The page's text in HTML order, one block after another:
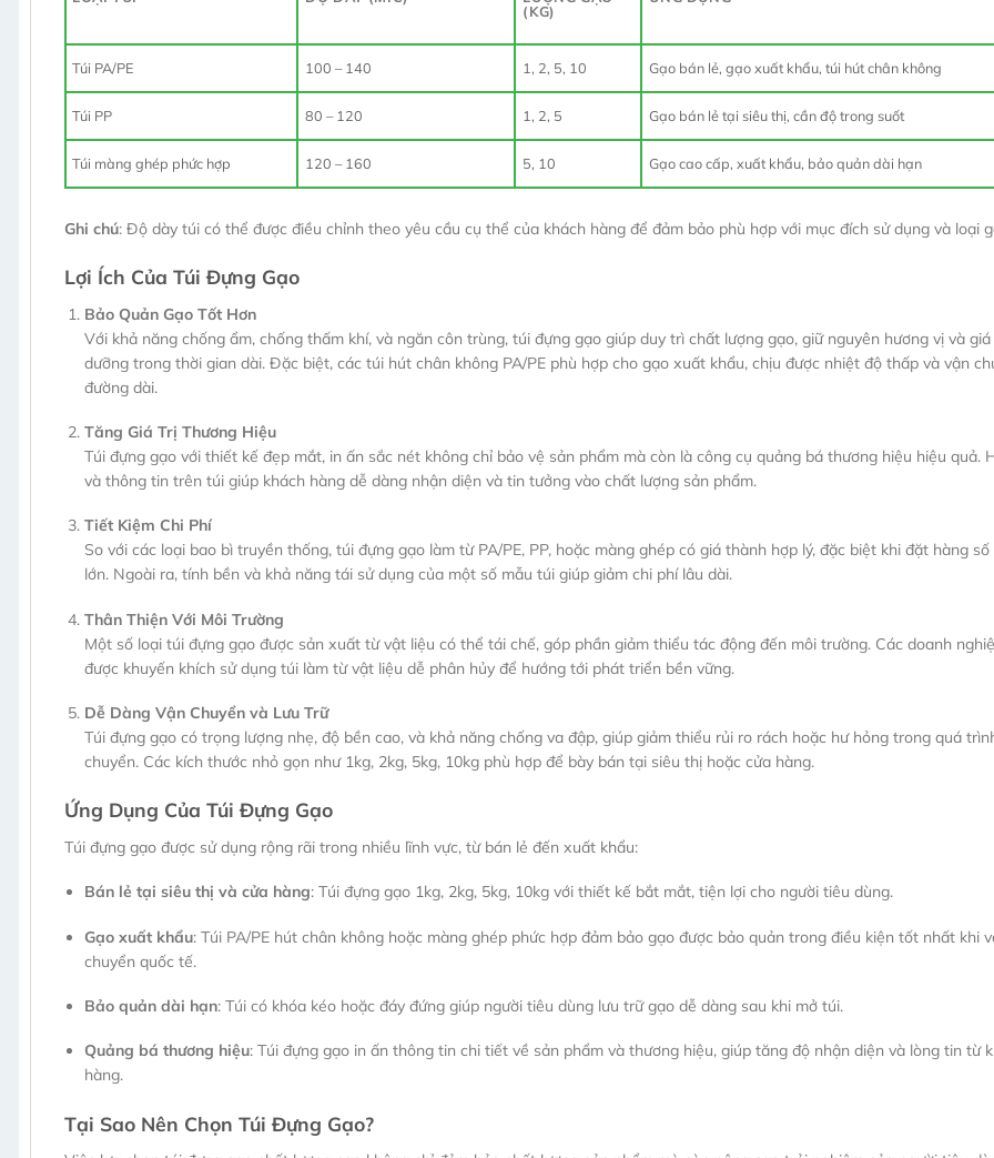
(KG)
Túi PA/PE 100 – 140 1, 2, 5, 10 Gạo bán lẻ, gạo xuất khẩu, túi hút chân không
Túi PP 80 – 120 1, 2, 5 Gạo bán lẻ tại siêu thị, cần độ trong suốt
Túi màng ghép phức hợp 120 – 160 5, 10 Gạo cao cấp, xuất khẩu, bảo quản dài hạn
Ghi chú: Độ dày túi có thể được điều chỉnh theo yêu cầu cụ thể của khách hàng để đảm bảo phù hợp với mục đích sử dụng và loại
Lợi Ích Của Túi Đựng Gạo
Bảo Quản Gạo Tốt Hơn
Với khả năng chống ẩm, chống thấm khí, và ngăn côn trùng, túi đựng gạo giúp duy trì chất lượng gạo, giữ nguyên hương vị và
dưỡng trong thời gian dài. Đặc biệt, các túi hút chân không PA/PE phù hợp cho gạo xuất khẩu, chịu được nhiệt độ thấp và vận
đường dài.
Tăng Giá Trị Thương Hiệu
Túi đựng gạo với thiết kế đẹp mắt, in ấn sắc nét không chỉ bảo vệ sản phẩm mà còn là công cụ quảng bá thương hiệu hiệu quả.
và thông tin trên túi giúp khách hàng dễ dàng nhận diện và tin tưởng vào chất lượng sản phẩm.
Tiết Kiệm Chi Phí
So với các loại bao bì truyền thống, túi đựng gạo làm từ PA/PE, PP, hoặc màng ghép có giá thành hợp lý, đặc biệt khi đặt hàng số
lớn. Ngoài ra, tính bền và khả năng tái sử dụng của một số mẫu túi giúp giảm chi phí lâu dài.
Thân Thiện Với Môi Trường
Một số loại túi đựng gạo được sản xuất từ vật liệu có thể tái chế, góp phần giảm thiểu tác động đến môi trường. Các doanh
được khuyến khích sử dụng túi làm từ vật liệu dễ phân hủy để hướng tới phát triển bền vững.
Dễ Dàng Vận Chuyển và Lưu Trữ
Túi đựng gạo có trọng lượng nhẹ, độ bền cao, và khả năng chống va đập, giúp giảm thiểu rủi ro rách hoặc hư hỏng trong quá
chuyển. Các kích thước nhỏ gọn như 1kg, 2kg, 5kg, 10kg phù hợp để bày bán tại siêu thị hoặc cửa hàng.
Ứng Dụng Của Túi Đựng Gạo
Túi đựng gạo được sử dụng rộng rãi trong nhiều lĩnh vực, từ bán lẻ đến xuất khẩu:
Bán lẻ tại siêu thị và cửa hàng: Túi đựng gạo 1kg, 2kg, 5kg, 10kg với thiết kế bắt mắt, tiện lợi cho người tiêu dùng.
Gạo xuất khẩu: Túi PA/PE hút chân không hoặc màng ghép phức hợp đảm bảo gạo được bảo quản trong điều kiện tốt nhất khi
chuyển quốc tế.
Bảo quản dài hạn: Túi có khóa kéo hoặc đáy đứng giúp người tiêu dùng lưu trữ gạo dễ dàng sau khi mở túi.
Quảng bá thương hiệu: Túi đựng gạo in ấn thông tin chi tiết về sản phẩm và thương hiệu, giúp tăng độ nhận diện và lòng tin từ
hàng.
Tại Sao Nên Chọn Túi Đựng Gạo?